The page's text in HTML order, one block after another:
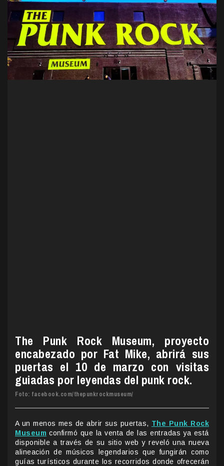
The Punk Rock Museum, proyecto
encabezado por Fat Mike, abrirá sus
puertas el 10 de marzo con visitas
guiadas por leyendas del punk rock.
Foto: facebook.com/thepunkrockmuseum/
A un menos mes de abrir sus puertas, The Punk Rock
Museum confirmó que la venta de las entradas ya está
disponible a través de su sitio web y reveló una nueva
alineación de músicos legendarios que fungirán como
guías turísticos durante los recorridos donde ofrecerán